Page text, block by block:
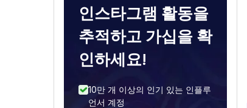
인스타그램 활동을
추적하고 가십을 확
인하세요!
10만 개 이상의 인기 있는 인플루
언서 계정